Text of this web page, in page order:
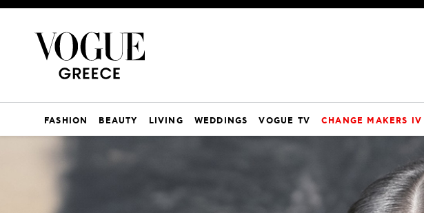
FASHION BEAUTY LIVING WEDDINGS VOGUE TV CHANGE MAKERS IV